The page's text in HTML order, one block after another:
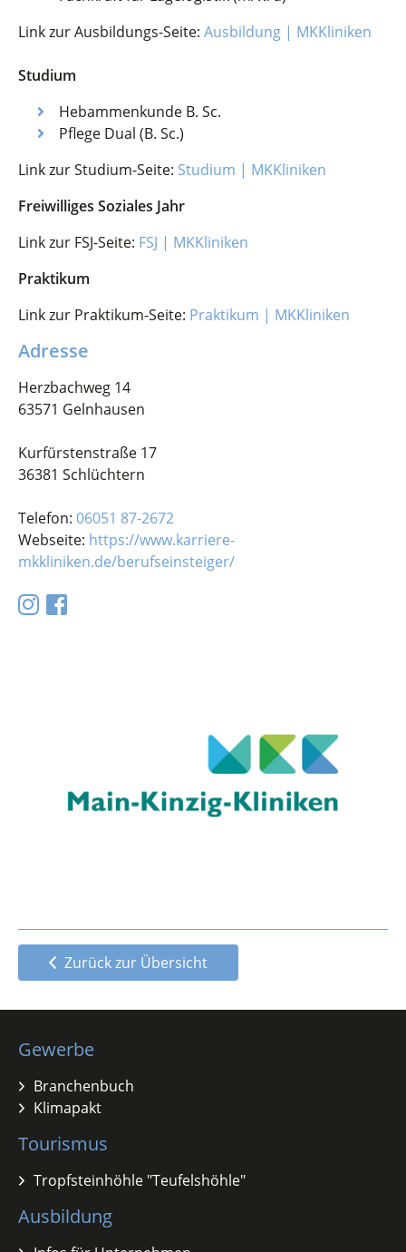
Link zur Ausbildungs-Seite: Ausbildung | MKKliniken
Studium
Hebammenkunde B. Sc.
Pflege Dual (B. Sc.)
Link zur Studium-Seite: Studium | MKKliniken
Freiwilliges Soziales Jahr
Link zur FSJ-Seite: FSJ | MKKliniken
Praktikum
Link zur Praktikum-Seite: Praktikum | MKKliniken
Adresse
Herzbachweg 14
63571 Gelnhausen
Kurfürstenstraße 17
36381 Schlüchtern
Telefon: 06051 87-2672
Webseite: https://www.karriere-
mkkliniken.de/berufseinsteiger/
Zurück zur Übersicht
Gewerbe
Branchenbuch
Klimapakt
Tourismus
Tropfsteinhöhle "Teufelshöhle"
Ausbildung